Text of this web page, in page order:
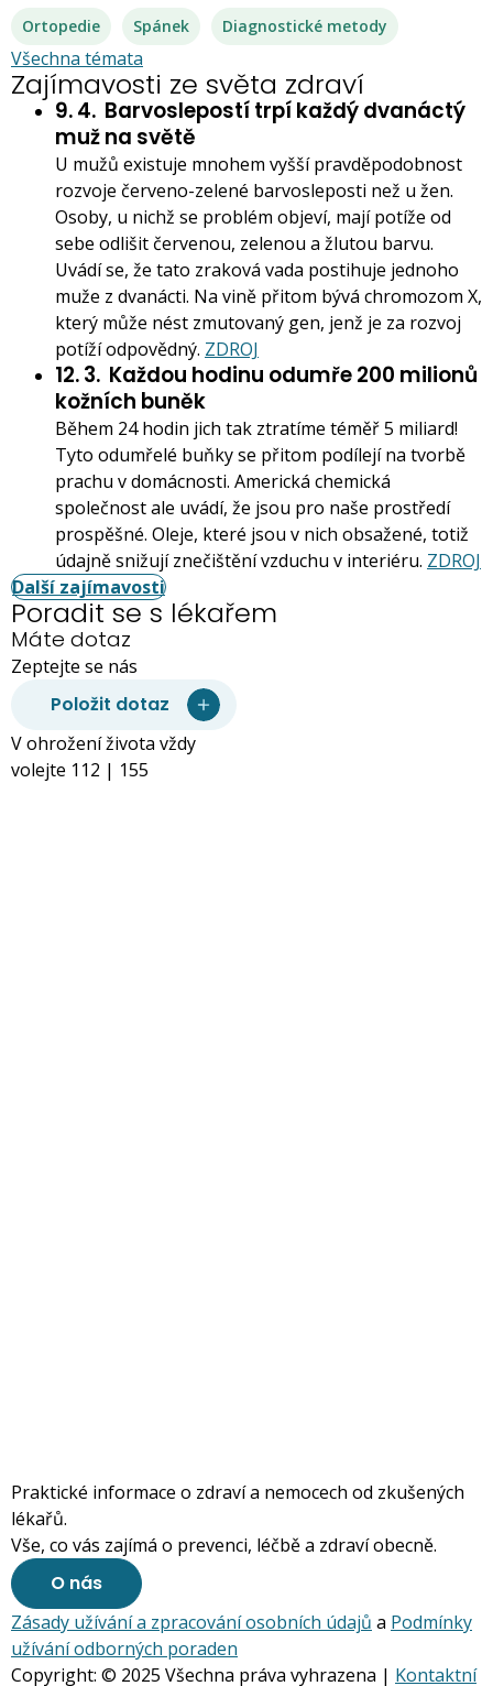
Ortopedie Spánek Diagnostické metody
Všechna témata
Zajímavosti ze světa zdraví
9. 4. Barvoslepostí trpí každý dvanáctý
muž na světě
U mužů existuje mnohem vyšší pravděpodobnost
rozvoje červeno-zelené barvosleposti než u žen.
Osoby, u nichž se problém objeví, mají potíže od
sebe odlišit červenou, zelenou a žlutou barvu.
Uvádí se, že tato zraková vada postihuje jednoho
muže z dvanácti. Na vině přitom bývá chromozom X,
který může nést zmutovaný gen, jenž je za rozvoj
potíží odpovědný. ZDROJ
12. 3. Každou hodinu odumře 200 milionů
kožních buněk
Během 24 hodin jich tak ztratíme téměř 5 miliard!
Tyto odumřelé buňky se přitom podílejí na tvorbě
prachu v domácnosti. Americká chemická
společnost ale uvádí, že jsou pro naše prostředí
prospěšné. Oleje, které jsou v nich obsažené, totiž
údajně snižují znečištění vzduchu v interiéru. ZDROJ
Další zajímavosti
Poradit se s lékařem
Máte dotaz
Zeptejte se nás
Položit dotaz
V ohrožení života vždy
volejte 112 | 155
Praktické informace o zdraví a nemocech od zkušených
lékařů.
Vše, co vás zajímá o prevenci, léčbě a zdraví obecně.
O nás
Zásady užívání a zpracování osobních údajů a Podmínky
užívání odborných poraden
Copyright: © 2025 Všechna práva vyhrazena | Kontaktní